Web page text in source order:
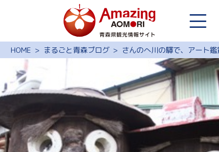
HOME まるごと青森ブログ さんのへ川の驛で、アート